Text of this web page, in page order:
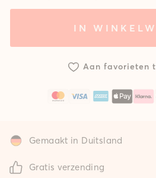
gepolsterde
mat
IN
Aan favorieten
Gemaakt in Duitsland
Gratis verzending